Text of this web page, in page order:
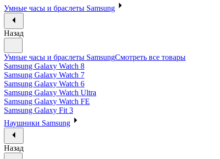
Умные часы и браслеты Samsung
Назад
Умные часы и браслеты SamsungСмотреть все товары
Samsung Galaxy Watch 8
Samsung Galaxy Watch 7
Samsung Galaxy Watch 6
Samsung Galaxy Watch Ultra
Samsung Galaxy Watch FE
Samsung Galaxy Fit 3
Наушники Samsung
Назад